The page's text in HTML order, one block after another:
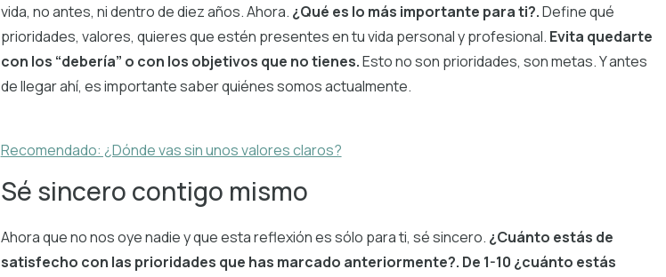
vida, no antes, ni dentro de diez años. Ahora. ¿Qué es lo más importante para ti?.Define qué
prioridades, valores, quieres que estén presentes en tu vida personal y profesional. Evita quedarte
con los “debería” o con los objetivos que no tienes.Esto no son prioridades, son metas. Y antes
de llegar ahí, es importante saber quiénes somos actualmente.
Recomendado: ¿Dónde vas sin unos valores claros?
Sé sincero contigo mismo
Ahora que no nos oye nadie y que esta reflexión es sólo para ti, sé sincero. ¿Cuánto estás de
satisfecho con las prioridades que has marcado anteriormente?. De 1-10 ¿cuánto estás